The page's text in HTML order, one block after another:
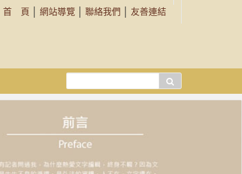
首 頁 網站導覽 聯絡我們 友善連結
尋...